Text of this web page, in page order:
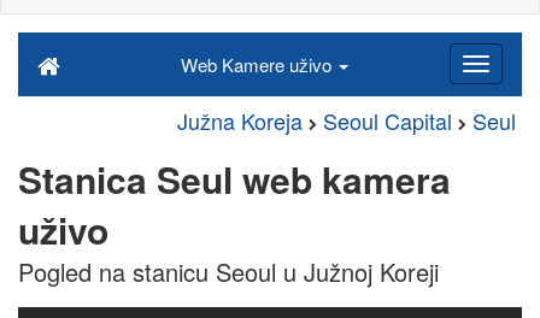
Web Kamere uživo
Južna Koreja Seoul Capital Seul
Stanica Seul web kamera
uživo
Pogled na stanicu Seoul u Južnoj Koreji